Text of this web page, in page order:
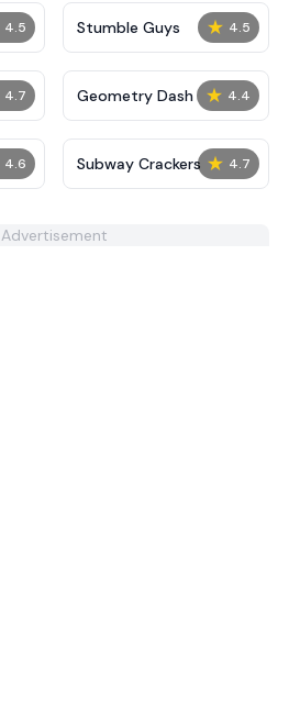
4.5 ★ 4.5
Stumble Guys
4.7 ★ 4.4
Geometry Dash
4.6 ★ 4.7
Subway Crackers
Advertisement